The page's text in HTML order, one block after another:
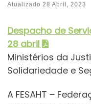
Atualizado 28 Abril, 2023
Despacho de
28 abril
Ministérios da
Solidariedade e
A FESAHT –